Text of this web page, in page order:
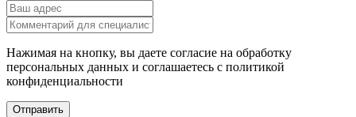
Нажимая на кнопку, вы даете согласие на обработку
персональных данных и соглашаетесь c политикой
конфиденциальности
Отправить